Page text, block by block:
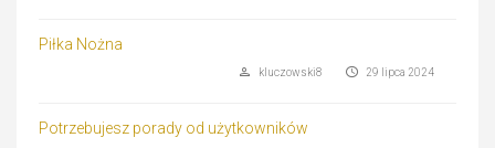
Piłka Nożna
29 lipca 2024
kluczowski8
Potrzebujesz porady od użytkowników